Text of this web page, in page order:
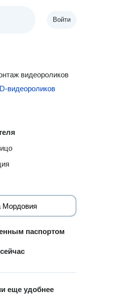
Войти
видеороликов
видеороликов
паспортом
еще удобнее